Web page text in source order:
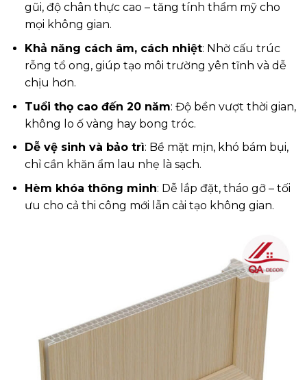
gũi, độ chân thực cao – tăng tính thẩm mỹ cho
mọi không gian.
Khả năng cách âm, cách nhiệt: Nhờ cấu trúc
rỗng tổ ong, giúp tạo môi trường yên tĩnh và dễ
chịu hơn.
Tuổi thọ cao đến 20 năm: Độ bền vượt thời gian,
không lo ố vàng hay bong tróc.
Dễ vệ sinh và bảo trì: Bề mặt mịn, khó bám bụi,
chỉ cần khăn ẩm lau nhẹ là sạch.
Hèm khóa thông minh: Dễ lắp đặt, tháo gỡ – tối
ưu cho cả thi công mới lẫn cải tạo không gian.